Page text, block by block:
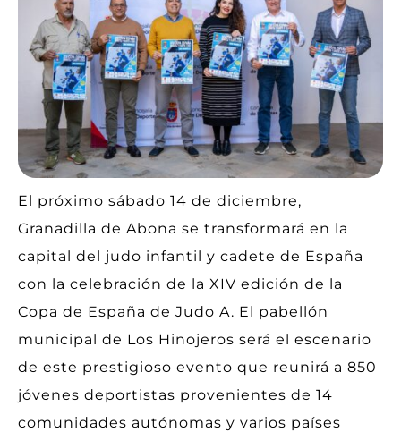
El próximo sábado 14 de diciembre,
Granadilla de Abona se transformará en la
capital del judo infantil y cadete de España
con la celebración de la XIV edición de la
Copa de España de Judo A. El pabellón
municipal de Los Hinojeros será el escenario
de este prestigioso evento que reunirá a 850
jóvenes deportistas provenientes de 14
comunidades autónomas y varios países